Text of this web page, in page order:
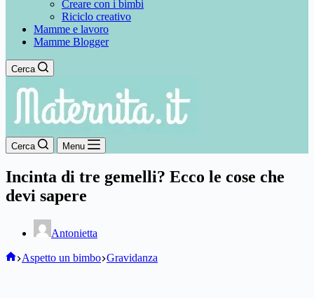
Creare con i bimbi
Riciclo creativo
Mamme e lavoro
Mamme Blogger
Cerca
Cerca Menu
Incinta di tre gemelli? Ecco le cose che
devi sapere
Antonietta
Home
Aspetto un bimbo Gravidanza